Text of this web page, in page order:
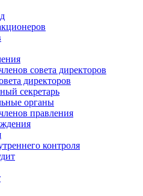
совета директоров
директоров
секретарь
органы
правления
контроля